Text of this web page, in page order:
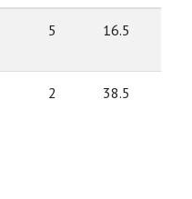
5 16.5
2 38.5